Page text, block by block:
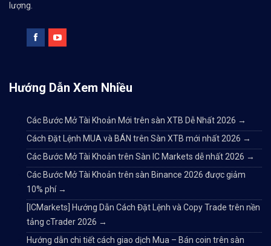
lượng.
Hướng Dẫn Xem Nhiều
Các Bước Mở Tài Khoản Mới trên sàn XTB Dễ Nhất 2026 →
Cách Đặt Lệnh MUA và BÁN trên Sàn XTB mới nhất 2026 →
Các Bước Mở Tài Khoản trên Sàn IC Markets dễ nhất 2026 →
Các Bước Mở Tài Khoản trên sàn Binance 2026 được giảm
10% phí →
[ICMarkets] Hướng Dẫn Cách Đặt Lệnh và Copy Trade trên nền
tảng cTrader 2026 →
Hướng dẫn chi tiết cách giao dịch Mua – Bán coin trên sàn